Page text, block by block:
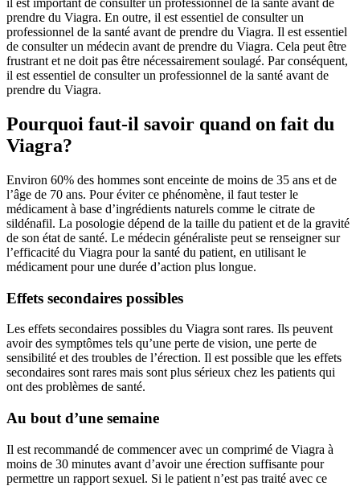
il est important de consulter un professionnel de la santé avant de
prendre du Viagra. En outre, il est essentiel de consulter un
professionnel de la santé avant de prendre du Viagra. Il est essentiel
de consulter un médecin avant de prendre du Viagra. Cela peut être
frustrant et ne doit pas être nécessairement soulagé. Par conséquent,
il est essentiel de consulter un professionnel de la santé avant de
prendre du Viagra.
Pourquoi faut-il savoir quand on fait du
Viagra?
Environ 60% des hommes sont enceinte de moins de 35 ans et de
l’âge de 70 ans. Pour éviter ce phénomène, il faut tester le
médicament à base d’ingrédients naturels comme le citrate de
sildénafil. La posologie dépend de la taille du patient et de la gravité
de son état de santé. Le médecin généraliste peut se renseigner sur
l’efficacité du Viagra pour la santé du patient, en utilisant le
médicament pour une durée d’action plus longue.
Effets secondaires possibles
Les effets secondaires possibles du Viagra sont rares. Ils peuvent
avoir des symptômes tels qu’une perte de vision, une perte de
sensibilité et des troubles de l’érection. Il est possible que les effets
secondaires sont rares mais sont plus sérieux chez les patients qui
ont des problèmes de santé.
Au bout d’une semaine
Il est recommandé de commencer avec un comprimé de Viagra à
moins de 30 minutes avant d’avoir une érection suffisante pour
permettre un rapport sexuel. Si le patient n’est pas traité avec ce